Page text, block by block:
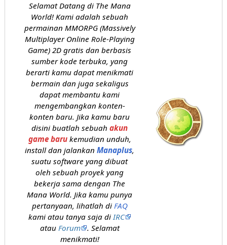
Selamat Datang di The Mana
World! Kami adalah sebuah
permainan MMORPG (Massively
Multiplayer Online Role-Playing
Game) 2D gratis dan berbasis
sumber kode terbuka, yang
berarti kamu dapat menikmati
bermain dan juga sekaligus
dapat membantu kami
mengembangkan konten-
konten baru. Jika kamu baru
disini buatlah sebuahakun
game barukemudian unduh,
install dan jalankanManaplus,
suatu software yang dibuat
oleh sebuah proyek yang
bekerja sama dengan The
Mana World. Jika kamu punya
pertanyaan, lihatlah di FAQ
kami atau tanya saja diIRC
atau Forum
. Selamat
menikmati!